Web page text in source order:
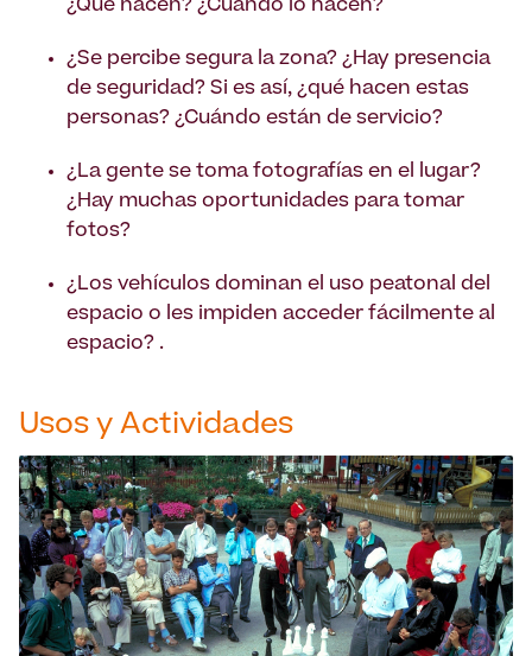
¿Qué hacen? ¿Cuándo lo hacen?
¿Se percibe segura la zona? ¿Hay presencia
de seguridad? Si es así, ¿qué hacen estas
personas? ¿Cuándo están de servicio?
¿La gente se toma fotografías en el lugar?
¿Hay muchas oportunidades para tomar
fotos?
¿Los vehículos dominan el uso peatonal del
espacio o les impiden acceder fácilmente al
espacio? .
Usos y Actividades